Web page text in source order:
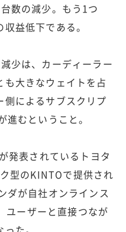
数の減少。もう1つ
益低下である。
少は、カーディーラー
大きなウェイトを占
側によるサブスクリプ
進むということ。
発表されているトヨタ
型のKINTOで提供され
ダが自社オンラインス
ユーザーと直接つなが